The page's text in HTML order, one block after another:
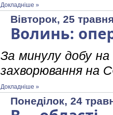
Докладніше »
Вівторок, 25
Волинь:
За минулу добу
захворювання на
Докладніше »
Понеділок, 24